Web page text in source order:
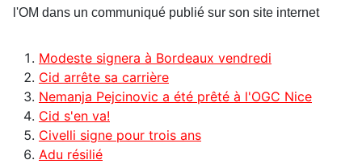
l'OM dans un communiqué publié sur son site internet
Modeste signera à Bordeaux vendredi
Cid arrête sa carrière
Nemanja Pejcinovic a été prêté à l'OGC Nice
Cid s'en va!
Civelli signe pour trois ans
Adu résilié